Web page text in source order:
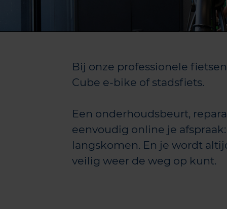
Bij onze professionele
Cube e-bike of stadsfiets.
Een onderhoudsbeurt,
eenvoudig online je
langskomen. En je wordt
veilig weer de weg op kunt.